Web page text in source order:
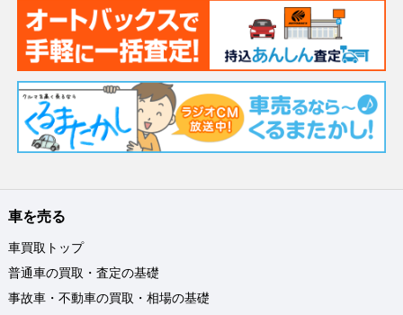
車を売る
車買取トップ
普通車の買取・査定の基礎
事故車・不動車の買取・相場の基礎